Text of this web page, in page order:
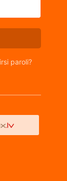
paroli?